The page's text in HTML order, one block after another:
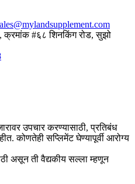
क्रमांक #६८ शिनकिंग रोड, सुझो
उपचार करण्यासाठी, प्रतिबंध
कोणतेही सप्लिमेंट घेण्यापूर्वी आरोग्य
असून ती वैद्यकीय सल्ला म्हणून